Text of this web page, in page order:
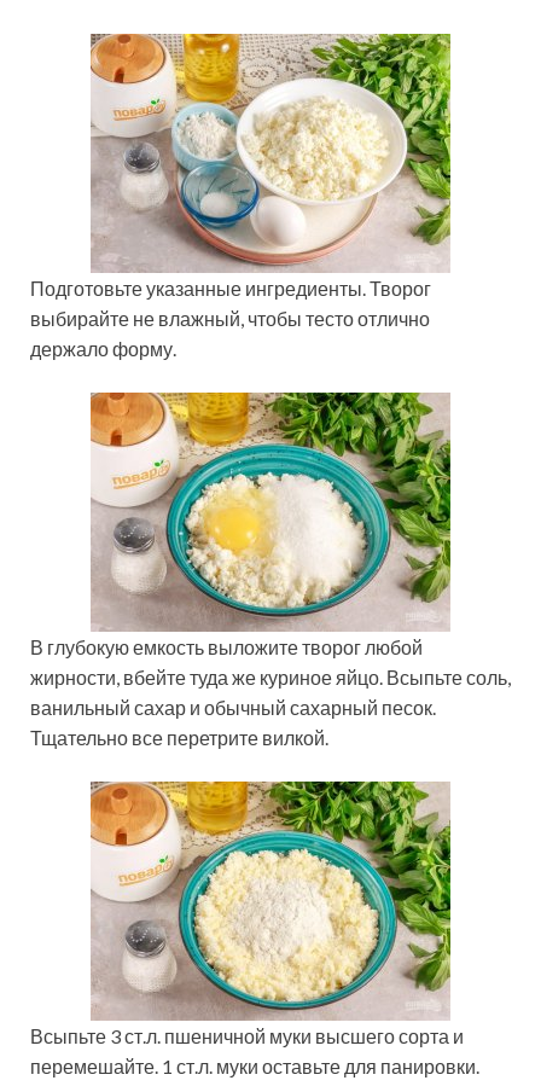
Подготовьте указанные ингредиенты. Творог
выбирайте не влажный, чтобы тесто отлично
держало форму.
В глубокую емкость выложите творог любой
жирности, вбейте туда же куриное яйцо. Всыпьте соль,
ванильный сахар и обычный сахарный песок.
Тщательно все перетрите вилкой.
Всыпьте 3 ст.л. пшеничной муки высшего сорта и
перемешайте. 1 ст.л. муки оставьте для панировки.